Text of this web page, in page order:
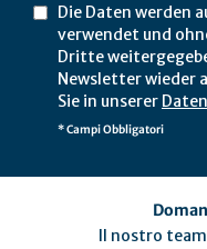
Die Daten werden
verwendet und
Dritte
Newsletter wieder
Sie in unserer
* Campi Obbligatori
Il nostro